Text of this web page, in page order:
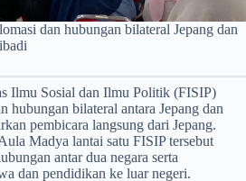
dan hubungan bilateral Jepang dan
Ilmu Sosial dan Ilmu Politik (FISIP)
hubungan bilateral antara Jepang dan
pembicara langsung dari Jepang.
Madya lantai satu FISIP tersebut
antar dua negara serta
dan pendidikan ke luar negeri.